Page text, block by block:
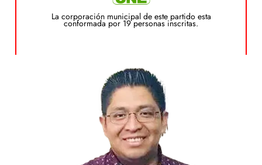
La corporación municipal de este partido esta
conformada por 19 personas inscritas.
Plan de Gobierno